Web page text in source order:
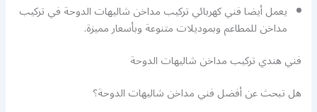
يعمل أيضا فني كهربائي تركيب مداخن شاليهات الدوحة في تركيب
مداخن للمطاعم وبموديلات متنوعة وبأسعار مميزة.
فني هندي تركيب مداخن شاليهات الدوحة
هل تبحث عن أفضل فني مداخن شاليهات الدوحة؟